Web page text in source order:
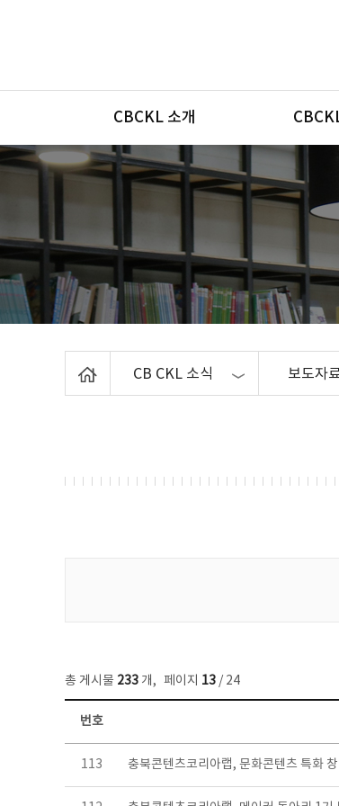
메뉴
CBCKL 소개
CB CKL 소식 보도자
총 게시물 233 개, 페이지 13 / 24
보도자료 목록 - 번호, 제목, 작성자, 파일, 조회수, 작성일 정보 제공
번호
113 충북콘텐츠코리아랩, 문화콘텐츠 특화